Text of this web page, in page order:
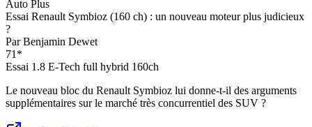
Auto Plus
Essai Renault Symbioz (160 ch) : un nouveau moteur plus judicieux
?
ParBenjamin Dewet
71 *
Essai 1.8 E-Tech full hybrid 160ch
Le nouveau bloc du Renault Symbioz lui donne-t-il des arguments
supplémentaires sur le marché très concurrentiel des SUV ?